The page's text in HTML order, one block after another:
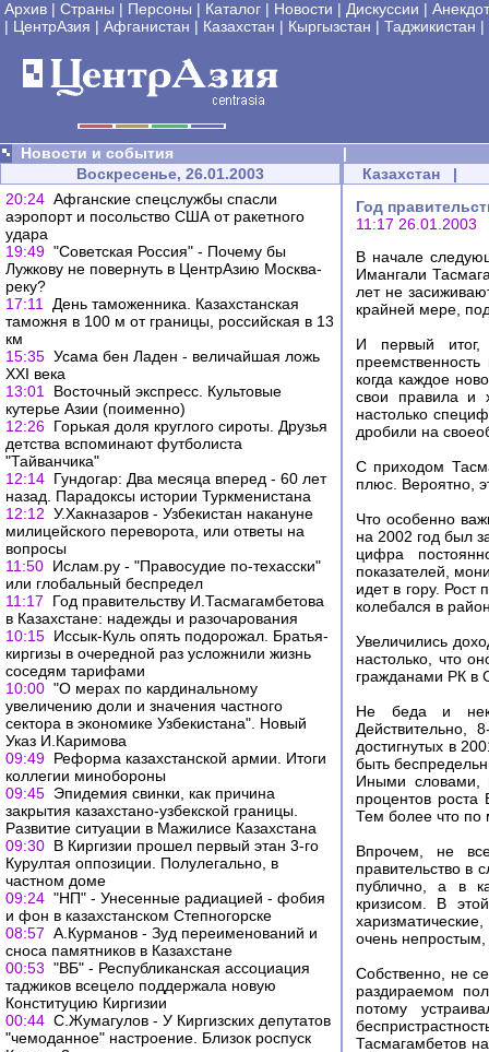
Архив | Страны | Персоны | Каталог | Новости | Дискуссии |
| ЦентрАзия | Афганистан | Казахстан | Кыргызстан | Таджикистан |
Новости и события
|
Воскресенье, 26.01.2003
20:24 Афганские спецслужбы спасли
аэропорт и посольство США от ракетного
удара
19:49 "Советская Россия" - Почему бы
Лужкову не повернуть в ЦентрАзию Москва-
реку?
17:11
День таможенника. Казахстанская
таможня в 100 м от границы, российская в 13
км
15:35 Усама бен Ладен - величайшая ложь
XXI века
13:01
Восточный экспресс. Культовые
кутерье Азии (поименно)
12:26 Горькая доля круглого сироты. Друзья
детства вспоминают футболиста
"Тайванчика"
12:14 Гундогар: Два месяца вперед - 60 лет
назад. Парадоксы истории Туркменистана
12:12 У.Хакназаров - Узбекистан накануне
милицейского переворота, или ответы на
вопросы
11:50 Ислам.ру - "Правосудие по-техасски"
или глобальный беспредел
11:17
Год правительству И.Тасмагамбетова
в Казахстане: надежды и разочарования
10:15 Иссык-Куль опять подорожал. Братья-
киргизы в очередной раз усложнили жизнь
соседям тарифами
10:00 "О мерах по кардинальному
увеличению доли и значения частного
сектора в экономике Узбекистана". Новый
Указ И.Каримова
09:49 Реформа казахстанской армии. Итоги
коллегии минобороны
09:45 Эпидемия свинки, как причина
закрытия казахстано-узбекской границы.
Развитие ситуации в Мажилисе Казахстана
09:30 В Киргизии прошел первый этан 3-го
Курултая оппозиции. Полулегально, в
частном доме
09:24 "НП" - Унесенные радиацией - фобия
и фон в казахстанском Степногорске
08:57 А.Курманов - Зуд переименований и
сноса памятников в Казахстане
00:53 "ВБ" - Республиканская ассоциация
таджиков всецело поддержала новую
Конституцию Киргизии
00:44 С.Жумагулов - У Киргизских депутатов
"чемоданное" настроение. Близок роспуск
Казахстан |
Год
11:17 26.01.2003
В начале
Имангали
лет не
крайней мере,
И первый итог,
когда каждое
свои правила и
настолько
дробили на
С приходом
плюс. Вероятно,
Что особенно
на 2002 год был
цифра
показателей,
идет в гору. Рост
колебался в
Увеличились
настолько, что
гражданами РК в
Не беда и
достигнутых в
быть
Иными словами,
процентов
Тем более что по
Впрочем, не
правительство в
публично, а в
кризисом. В
очень
Собственно, не
раздираемом
потому
Тасмагамбетов